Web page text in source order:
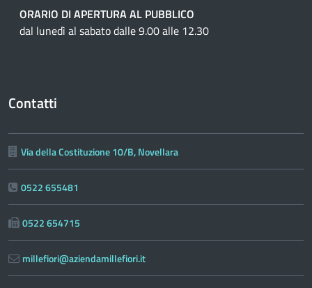
ORARIO DI APERTURA AL PUBBLICO
dal lunedì al sabato dalle 9.00 alle 12.30
Contatti
Via della Costituzione 10/B, Novellara
0522 655481
0522 654715
millefiori@aziendamillefiori.it